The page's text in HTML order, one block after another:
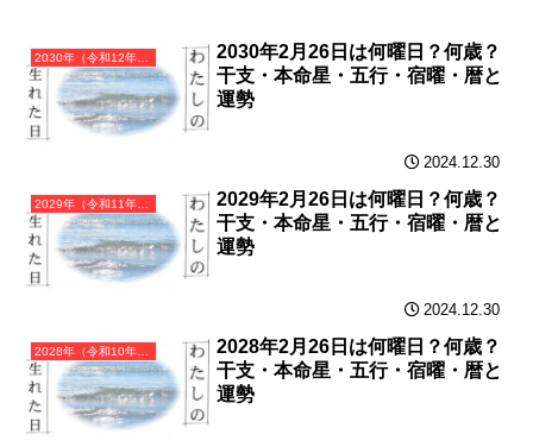
2030年（令和12年）庚戌（かのえいぬ）・戌年（いぬ年）カレンダー（月曜はじまり）
2030年2月26日は何曜日？何歳？
干支・本命星・五行・宿曜・暦と
運勢
2024.12.30
2029年（令和11年）己酉（つちのととり）・酉年（とり年）カレンダー（月曜はじまり）
2029年2月26日は何曜日？何歳？
干支・本命星・五行・宿曜・暦と
運勢
2024.12.30
2028年（令和10年）戊申（つちのえさる）・申年（さる年）カレンダー（月曜はじまり）
2028年2月26日は何曜日？何歳？
干支・本命星・五行・宿曜・暦と
運勢